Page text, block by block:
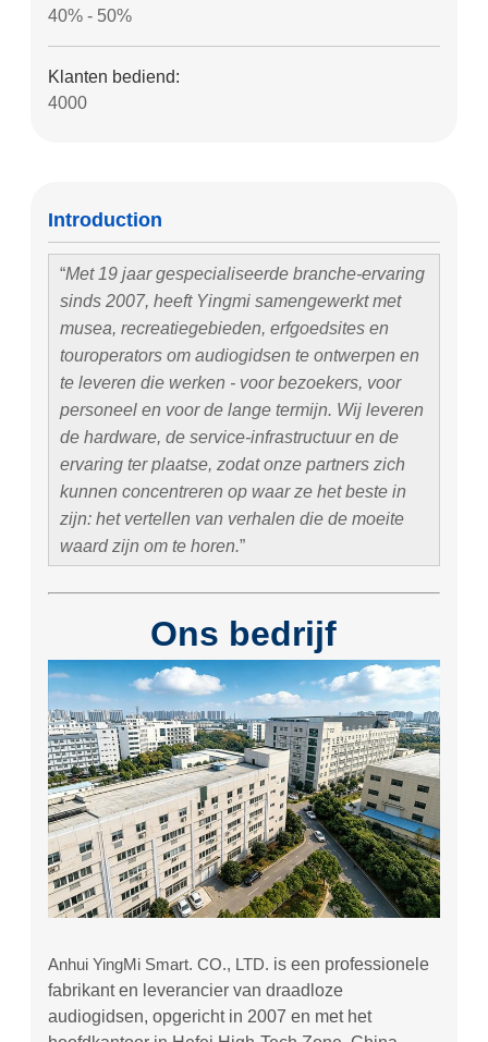
40% - 50%
Klanten bediend:
4000
Introduction
Met 19 jaar gespecialiseerde branche-ervaring
sinds 2007, heeft Yingmi samengewerkt met
musea, recreatiegebieden, erfgoedsites en
touroperators om audiogidsen te ontwerpen en
te leveren die werken - voor bezoekers, voor
personeel en voor de lange termijn. Wij leveren
de hardware, de service-infrastructuur en de
ervaring ter plaatse, zodat onze partners zich
kunnen concentreren op waar ze het beste in
zijn: het vertellen van verhalen die de moeite
waard zijn om te horen.
Ons bedrijf
Anhui YingMi Smart. CO., LTD. is een professionele
fabrikant en leverancier van draadloze
audiogidsen, opgericht in 2007 en met het